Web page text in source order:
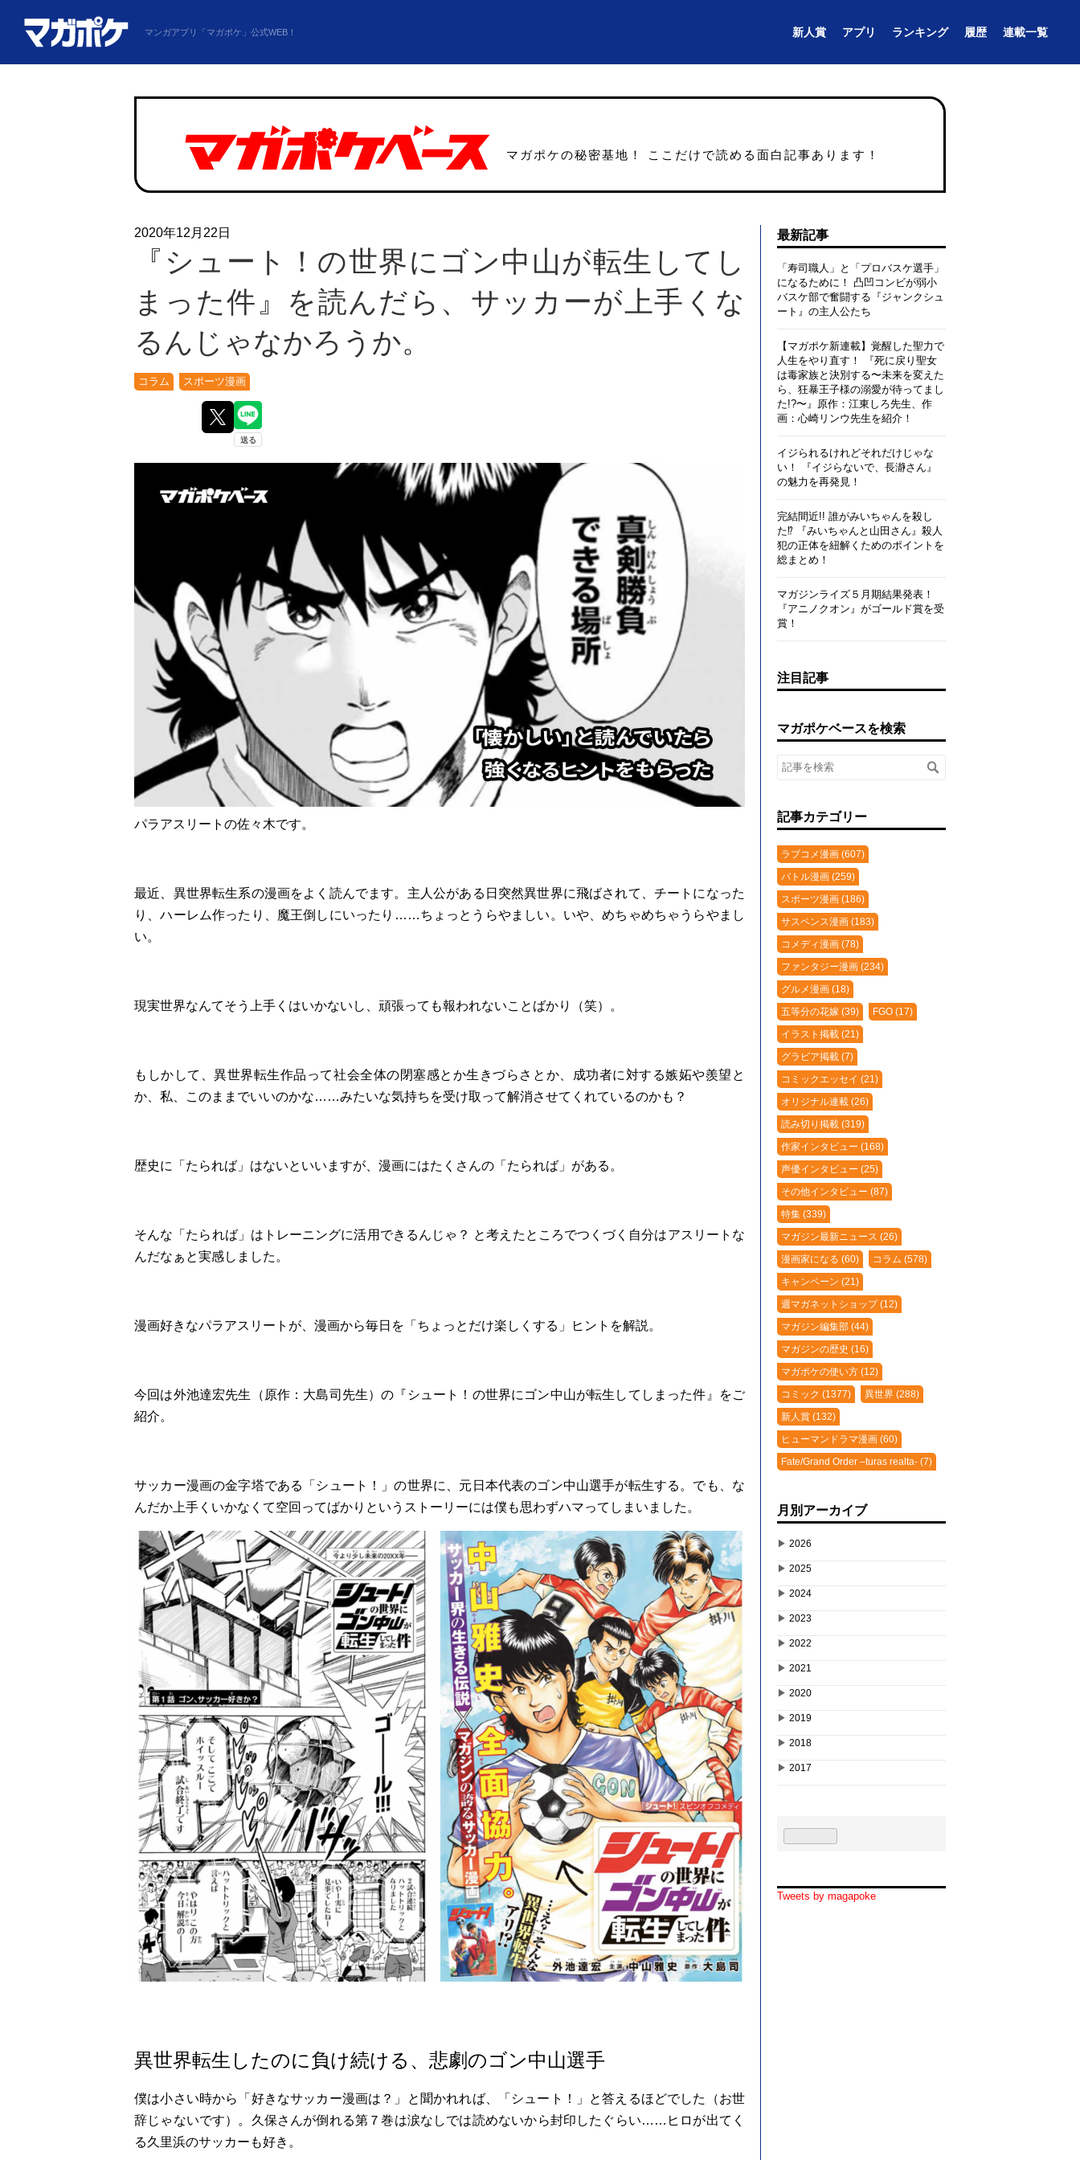
magapokeマンガアプリ「マガポケ」 公式WEB！ 新人賞 アプリ ランキング 履歴 連載一覧
マガポケの秘密基地！ ここだけで読める面白記事あります！
2020 12 22
『シュート！の世界にゴン中山が転生してし
まった件』を読んだら、サッカーが上手くな
るんじゃなかろうか。
コラム スポーツ漫画
パラアスリートの佐々木です。
最近、異世界転生系の漫画をよく読んでます。主人公がある日突然異世界に飛ばされて、チートになった
り、ハーレム作ったり、魔王倒しにいったり……ちょっとうらやましい。いや、めちゃめちゃうらやまし
い。
現実世界なんてそう上手くはいかないし、頑張っても報われないことばかり（笑）。
もしかして、異世界転生作品って社会全体の閉塞感とか生きづらさとか、成功者に対する嫉妬や羨望と
か、私、このままでいいのかな……みたいな気持ちを受け取って解消させてくれているのかも？
歴史に「たられば」はないといいますが、漫画にはたくさんの「たられば」がある。
そんな「たられば」はトレーニングに活用できるんじゃ？ と考えたところでつくづく自分はアスリートな
んだなぁと実感しました。
漫画好きなパラアスリートが、漫画から毎日を「ちょっとだけ楽しくする」ヒントを解説。
今回は外池達宏先生（原作：大島司先生）の『シュート！の世界にゴン中山が転生してしまった件』をご
紹介。
サッカー漫画の金字塔である「シュート！」の世界に、元日本代表のゴン中山選手が転生する。でも、な
んだか上手くいかなくて空回ってばかりというストーリーには僕も思わずハマってしまいました。
異世界転生したのに負け続ける、悲劇のゴン中山選手
僕は小さい時から「好きなサッカー漫画は？」と聞かれれば、「シュート！」と答えるほどでした（お世
辞じゃないです）。久保さんが倒れる第７巻は涙なしでは読めないから封印したぐらい……ヒロが出てく
る久里浜のサッカーも好き。
最新記事
「寿司職人」と「プロバスケ選手」
になるために！ 凸凹コンビが弱小
バスケ部で奮闘する『ジャンクシュ
ート』の主人公たち
【マガポケ新連載】覚醒した聖力で
人生をやり直す！ 『死に戻り聖女
は毒家族と決別する〜未来を変えた
ら、狂暴王子様の溺愛が待ってまし
た!?〜』原作：江東しろ先生、作
画：心崎リンウ先生を紹介！
イジられるけれどそれだけじゃな
い！ 『イジらないで、長瀞さん』
の魅力を再発見！
完結間近!! 誰がみいちゃんを殺し
た⁉ 『みいちゃんと山田さん』殺人
犯の正体を紐解くためのポイントを
総まとめ！
マガジンライズ５月期結果発表！
『アニノクオン』がゴールド賞を受
賞！
注目記事
マガポケベースを検索
記事カテゴリー
ラブコメ漫画 (607)
バトル漫画 (259)
スポーツ漫画 (186)
サスペンス漫画 (183)
コメディ漫画 (78)
ファンタジー漫画 (234)
グルメ漫画 (18)
五等分の花嫁 (39)
FGO (17)
イラスト掲載 (21)
グラビア掲載 (7)
コミックエッセイ (21)
オリジナル連載 (26)
読み切り掲載 (319)
作家インタビュー (168)
声優インタビュー (25)
その他インタビュー (87)
特集 (339)
マガジン最新ニュース (26)
漫画家になる (60)
コラム (578)
キャンペーン (21)
週マガネットショップ (12)
マガジン編集部 (44)
マガジンの歴史 (16)
マガポケの使い方 (12)
コミック (1377)
異世界 (288)
新人賞 (132)
ヒューマンドラマ漫画 (60)
Fate/Grand Order –turas realta- (7)
月別アーカイブ
▶ 2026
▶ 2025
▶ 2024
▶ 2023
▶ 2022
▶ 2021
▶ 2020
▶ 2019
▶ 2018
▶ 2017
Tweets by magapoke